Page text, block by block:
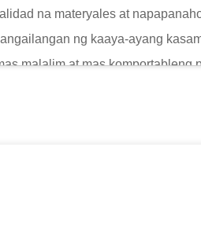
na materyales at
ng kaaya-ayang
malalim at mas komportableng